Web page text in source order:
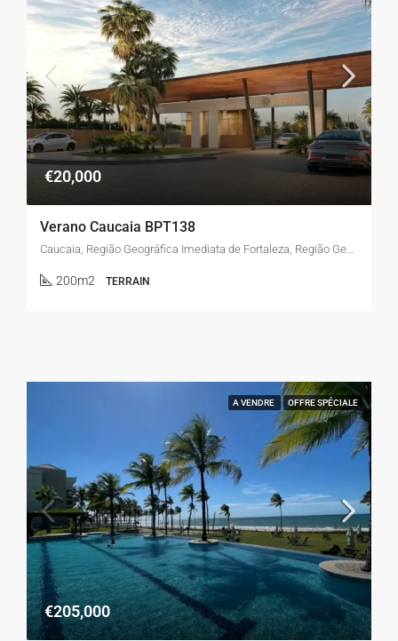
€20,000
Verano Caucaia BPT138
Caucaia, Região Geográfica Imediata de Fortaleza, Região Geográfica Intermediária de Fortaleza, Ceará, Região Nordeste, Brasil
200m2 TERRAIN
A VENDRE OFFRE SPÉCIALE
€205,000